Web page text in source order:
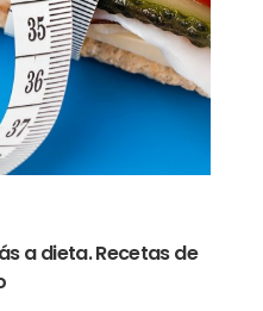
a dieta. Recetas de